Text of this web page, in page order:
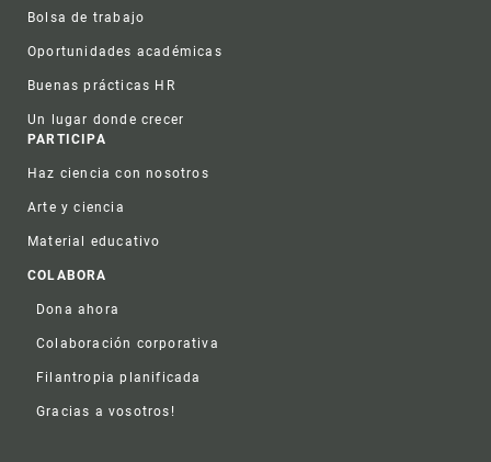
Bolsa de trabajo
Oportunidades académicas
Buenas prácticas HR
Un lugar donde crecer
PARTICIPA
Haz ciencia con nosotros
Arte y ciencia
Material educativo
COLABORA
Dona ahora
Colaboración corporativa
Filantropia planificada
Gracias a vosotros!